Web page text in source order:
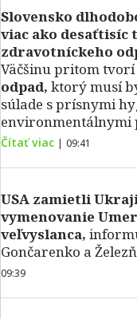
Slovensko
viac ako desaťtisíc
zdravotníckeho
Väčšinu pritom tvorí
odpad, ktorý musí
súlade s prísnymi
environmentálnymi
Čítať viac | 09:41
USA zamietli
vymenovanie
veľvyslanca,
Gončarenko a
09:39